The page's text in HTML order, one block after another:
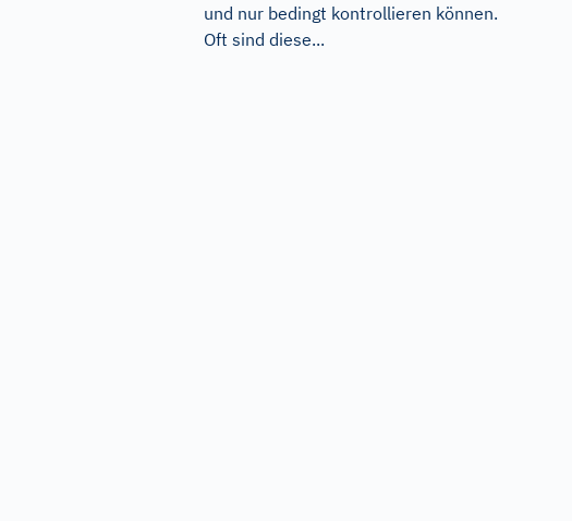
und nur bedingt kontrollieren können.
Oft sind diese...